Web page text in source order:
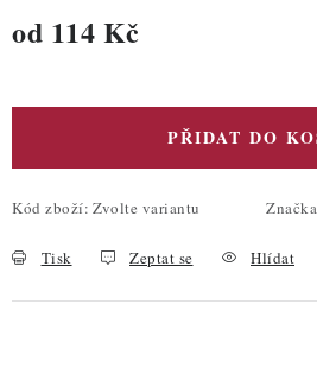
od 114 Kč
PŘIDAT DO
Kód zboží: Zvolte variantu
Tisk Zeptat se Hlídat